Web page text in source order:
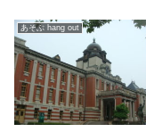
あそぶ hang out